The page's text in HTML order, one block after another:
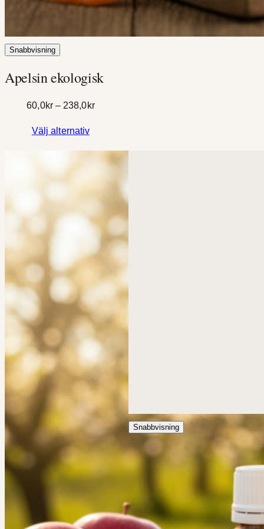
Snabbvisning
Apelsin ekologisk
60,0kr – 238,0krPrisintervall:
238,0kr
Välj alternativ
Snabbvisning
Aprikoskärnolja
Kallpressad
Ekologisk
170,0